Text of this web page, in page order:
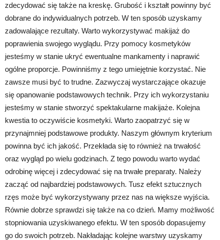
zdecydować się także na kreskę. Grubość i kształt powinny być
dobrane do indywidualnych potrzeb. W ten sposób uzyskamy
zadowalające rezultaty. Warto wykorzystywać makijaż do
poprawienia swojego wyglądu. Przy pomocy kosmetyków
jesteśmy w stanie ukryć ewentualne mankamenty i naprawić
ogólne proporcje. Powinniśmy z tego umiejętnie korzystać. Nie
zawsze musi być to trudne. Zazwyczaj wystarczające okazuje
się opanowanie podstawowych technik. Przy ich wykorzystaniu
jesteśmy w stanie stworzyć spektakularne makijaże. Kolejna
kwestia to oczywiście kosmetyki. Warto zaopatrzyć się w
przynajmniej podstawowe produkty. Naszym głównym kryterium
powinna być ich jakość. Przekłada się to również na trwałość
oraz wygląd po wielu godzinach. Z tego powodu warto wydać
odrobinę więcej i zdecydować się na trwałe preparaty. Należy
zacząć od najbardziej podstawowych. Tusz efekt sztucznych
rzęs może być wykorzystywany przez nas na większe wyjścia.
Równie dobrze sprawdzi się także na co dzień. Mamy możliwość
stopniowania uzyskiwanego efektu. W ten sposób dopasujemy
go do swoich potrzeb. Nakładając kolejne warstwy uzyskamy